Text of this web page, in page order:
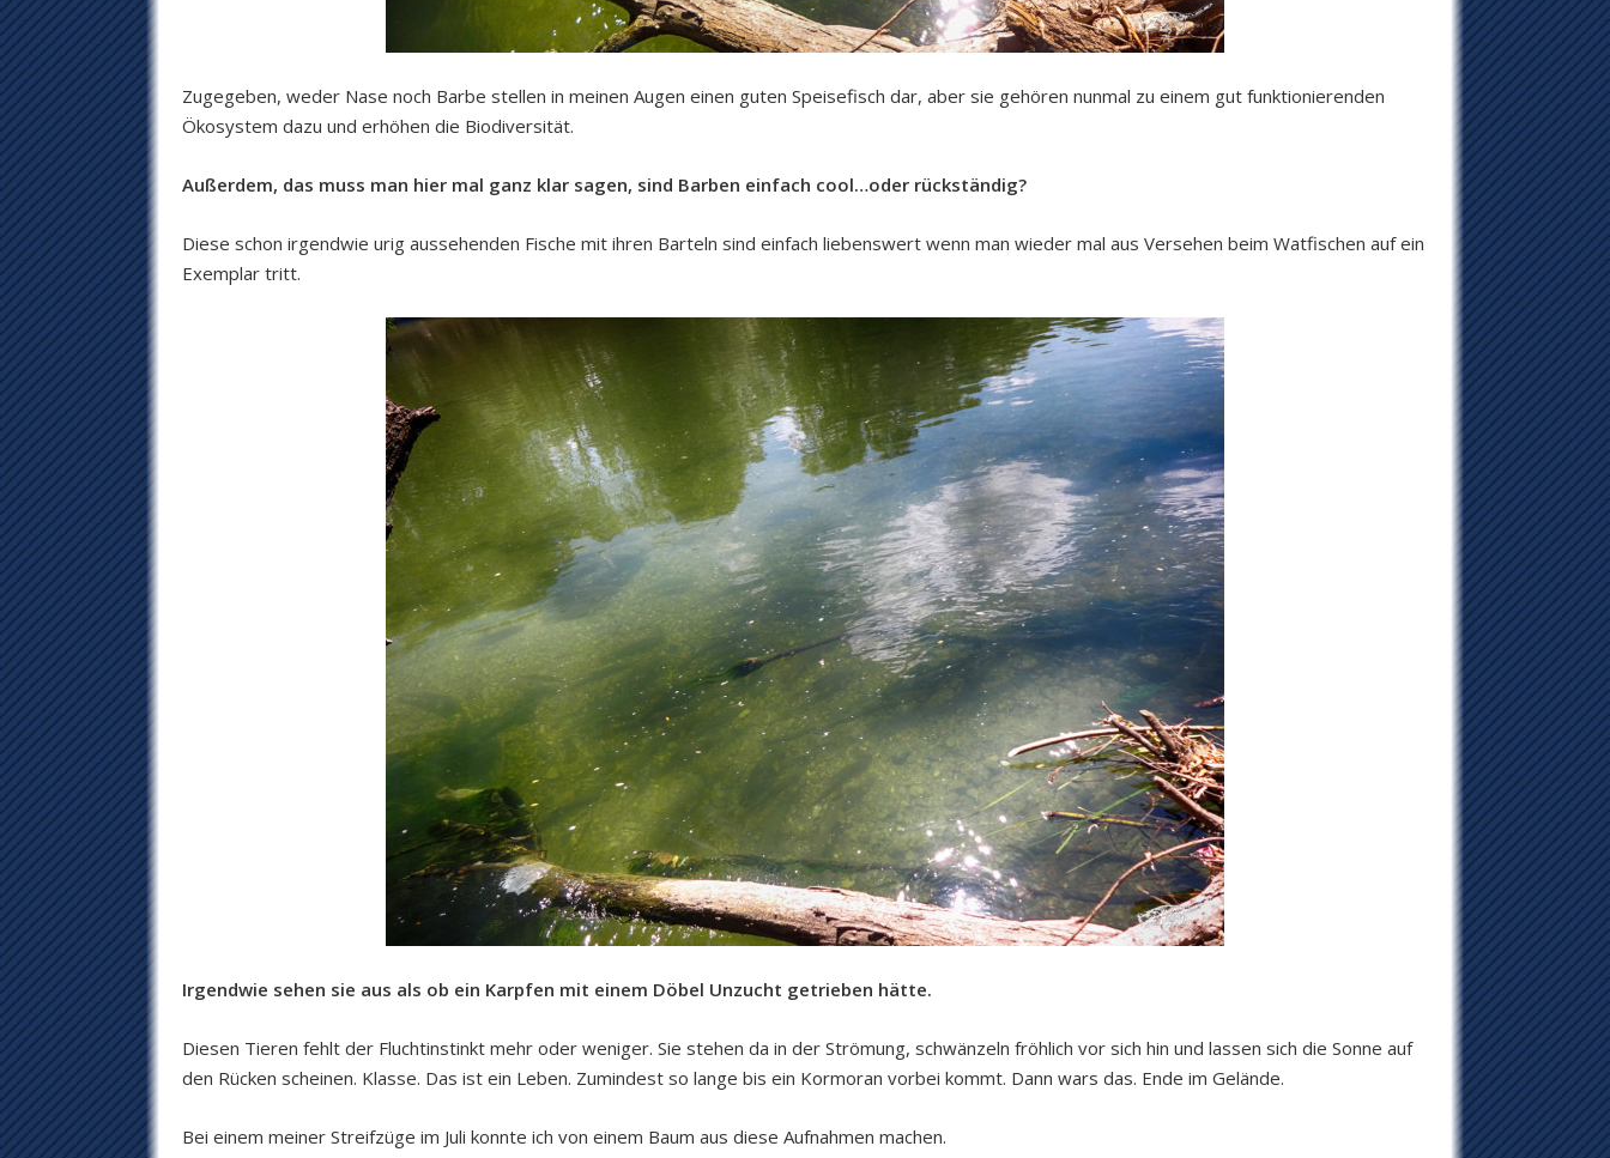
Zugegeben, weder Nase noch Barbe stellen in meinen Augen einen guten Speisefisch dar, aber sie gehören nunmal zu einem gut funktionierenden
Ökosystem dazu und erhöhen die Biodiversität.
Außerdem, das muss man hier mal ganz klar sagen, sind Barben einfach cool…oder rückständig?
Diese schon irgendwie urig aussehenden Fische mit ihren Barteln sind einfach liebenswert wenn man wieder mal aus Versehen beim Watfischen auf ein
Exemplar tritt.
Irgendwie sehen sie aus als ob ein Karpfen mit einem Döbel Unzucht getrieben hätte.
Diesen Tieren fehlt der Fluchtinstinkt mehr oder weniger. Sie stehen da in der Strömung, schwänzeln fröhlich vor sich hin und lassen sich die Sonne auf
den Rücken scheinen. Klasse. Das ist ein Leben. Zumindest so lange bis ein Kormoran vorbei kommt. Dann wars das. Ende im Gelände.
Bei einem meiner Streifzüge im Juli konnte ich von einem Baum aus diese Aufnahmen machen.